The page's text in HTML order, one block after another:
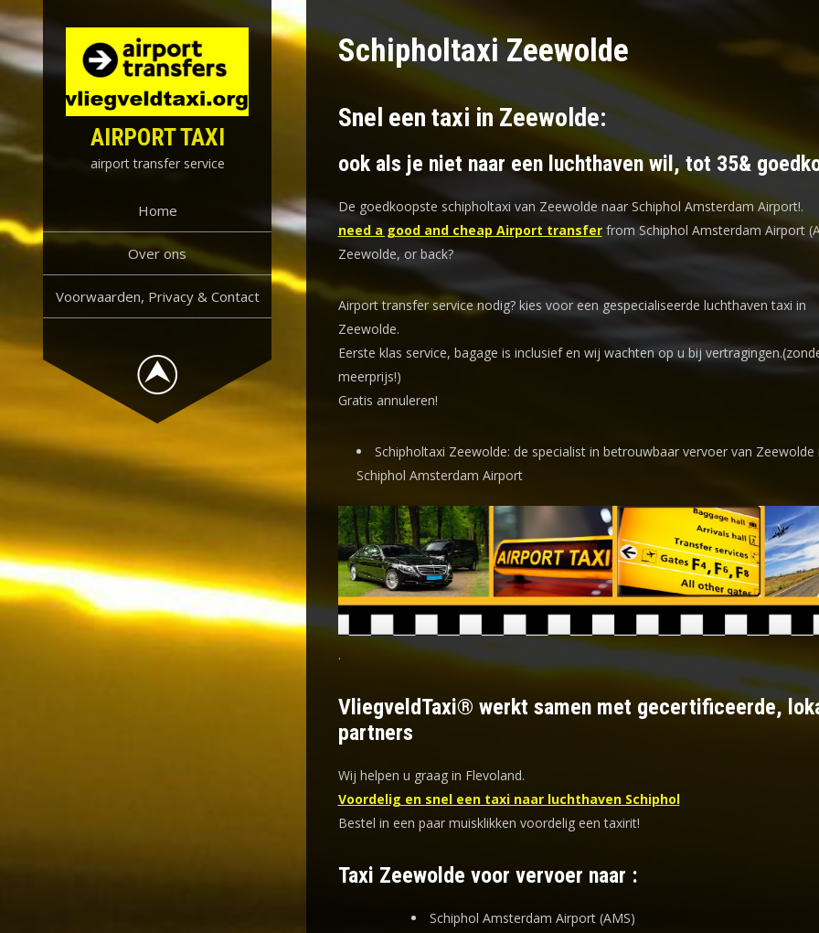
Skip
to
content
AIRPORT TAXI
airport transfer service
Home
Over ons
Voorwaarden, Privacy & Contact
Schipholtaxi Zeewolde
Snel een taxi in Zeewolde:
ook als je niet naar een luchthaven wil, tot 35&
De goedkoopste schipholtaxi van Zeewolde naar Schiphol Amsterdam Airport!.
need a good and cheap Airport transferfrom Schiphol Amsterdam Airport
Zeewolde, or back?
Airport transfer service nodig? kies voor een gespecialiseerde luchthaven taxi in
Zeewolde.
Eerste klas service, bagage is inclusief en wij wachten op u bij
meerprijs!)
Gratis annuleren!
Schipholtaxi Zeewolde: de specialist in betrouwbaar vervoer van Zeewolde
Schiphol Amsterdam Airport
.
VliegveldTaxi® werkt samen met gecertificeerde,
partners
Wij helpen u graag in Flevoland.
Voordelig en snel een taxi naar luchthaven Schiphol
Bestel in een paar muisklikken voordelig een taxirit!
Taxi Zeewolde voor vervoer naar :
Schiphol Amsterdam Airport (AMS)